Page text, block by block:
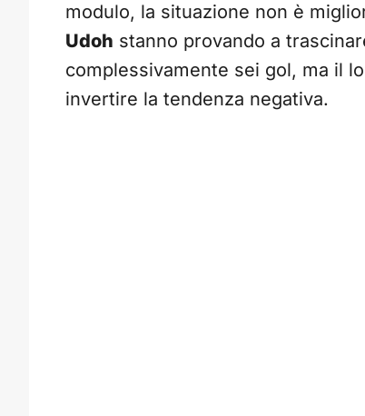
modulo, la situazione non è
Udoh stanno provando a
complessivamente sei gol, ma il
invertire la tendenza negativa.